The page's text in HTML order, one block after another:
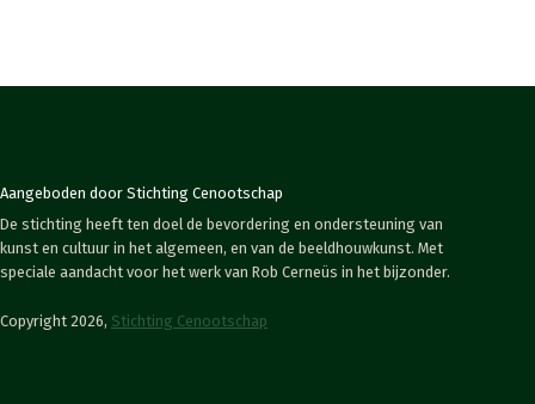
Aangeboden door Stichting Cenootschap
De stichting heeft ten doel de bevordering en ondersteuning van
kunst en cultuur in het algemeen, en van de beeldhouwkunst. Met
speciale aandacht voor het werk van Rob Cerneüs in het bijzonder.
Copyright 2026, Stichting Cenootschap